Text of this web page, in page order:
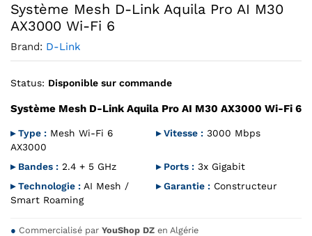
Système Mesh D-Link Aquila Pro AI M30
AX3000 Wi-Fi 6
Brand: D-Link
Status: Disponible sur commande
Système Mesh D-Link Aquila Pro AI M30 AX3000 Wi-Fi 6
▸ Type : Mesh Wi-Fi 6
AX3000
▸ Vitesse : 3000 Mbps
▸ Bandes : 2.4 + 5 GHz ▸ Ports : 3x Gigabit
▸ Technologie : AI Mesh /
Smart Roaming
▸ Garantie : Constructeur
● Commercialisé par YouShop DZ en Algérie